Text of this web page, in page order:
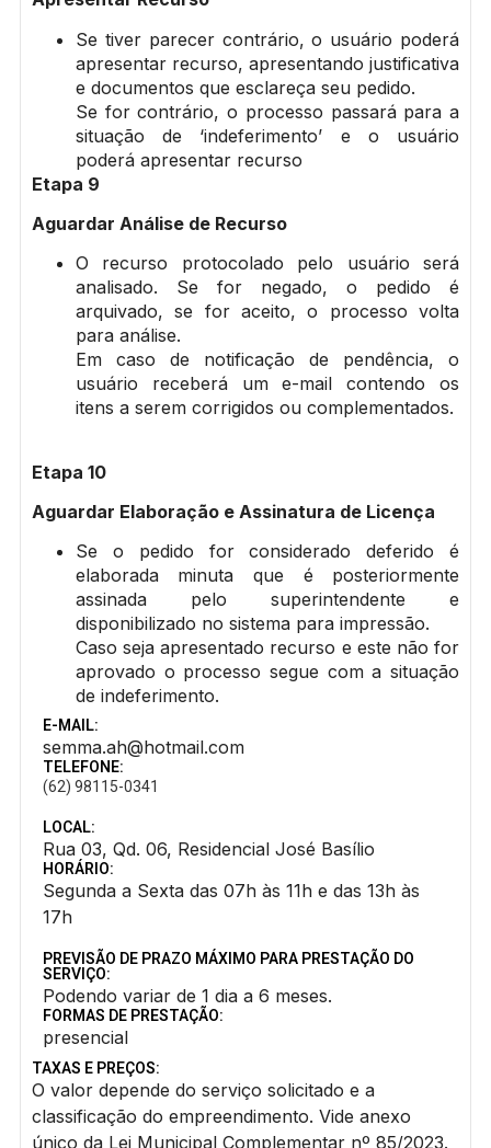
Se tiver parecer contrário, o usuário poderá
apresentar recurso, apresentando justificativa
e documentos que esclareça seu pedido.
Se for contrário, o processo passará para a
situação de ‘indeferimento’ e o usuário
poderá apresentar recurso
Etapa 9
Aguardar Análise de Recurso
O recurso protocolado pelo usuário será
analisado. Se for negado, o pedido é
arquivado, se for aceito, o processo volta
para análise.
Em caso de notificação de pendência, o
usuário receberá um e-mail contendo os
itens a serem corrigidos ou complementados.
Etapa 10
Aguardar Elaboração e Assinatura de Licença
Se o pedido for considerado deferido é
elaborada minuta que é posteriormente
assinada pelo superintendente e
disponibilizado no sistema para impressão.
Caso seja apresentado recurso e este não for
aprovado o processo segue com a situação
de indeferimento.
E-MAIL:
semma.ah@hotmail.com
TELEFONE:
(62) 98115-0341
LOCAL:
Rua 03, Qd. 06, Residencial José Basílio
HORÁRIO:
Segunda a Sexta das 07h às 11h e das 13h às
17h
PREVISÃO DE PRAZO MÁXIMO PARA PRESTAÇÃO DO
SERVIÇO:
Podendo variar de 1 dia a 6 meses.
FORMAS DE PRESTAÇÃO:
presencial
TAXAS E PREÇOS:
O valor depende do serviço solicitado e a
classificação do empreendimento. Vide anexo
único da Lei Municipal Complementar nº 85/2023.